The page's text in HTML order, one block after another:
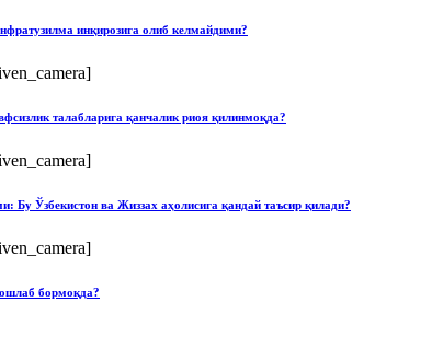
инқирозига олиб келмайдими?
талабларига қанчалик риоя қилинмоқда?
Ўзбекистон ва Жиззах аҳолисига қандай таъсир қилади?
бормоқда?